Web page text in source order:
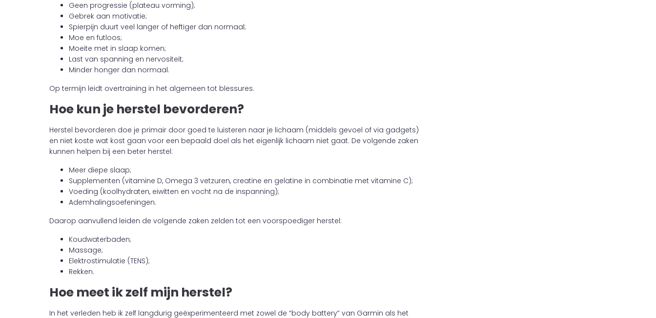
Geen progressie (plateau vorming);
Gebrek aan motivatie;
Spierpijn duurt veel langer of heftiger dan normaal;
Moe en futloos;
Moeite met in slaap komen;
Last van spanning en nervositeit;
Minder honger dan normaal.
Op termijn leidt overtraining in het algemeen tot blessures.
Hoe kun je herstel bevorderen?
Herstel bevorderen doe je primair door goed te luisteren naar je lichaam (middels gevoel of via gadgets)
en niet koste wat kost gaan voor een bepaald doel als het eigenlijk lichaam niet gaat. De volgende zaken
kunnen helpen bij een beter herstel:
Meer diepe slaap;
Supplementen (vitamine D, Omega 3 vetzuren, creatine en gelatine in combinatie met vitamine C);
Voeding (koolhydraten, eiwitten en vocht na de inspanning);
Ademhalingsoefeningen.
Daarop aanvullend leiden de volgende zaken zelden tot een voorspoediger herstel:
Koudwaterbaden;
Massage;
Elektrostimulatie (TENS);
Rekken.
Hoe meet ik zelf mijn herstel?
In het verleden heb ik zelf langdurig geëxperimenteerd met zowel de “body battery” van Garmin als het